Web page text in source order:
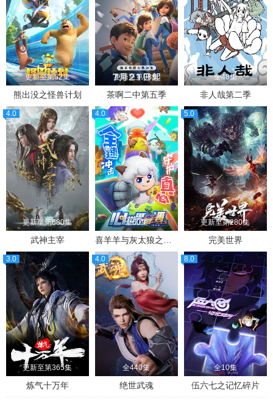
更新至第52集
熊出没之怪兽计划
更新至第08集
茶啊二中第五季
全48集
非人哉第二季
4.0
更新至第680集
武神主宰
4.0
全60集
5.0
更新至第280集
完美世界
3.0
更新至第365集
炼气十万年
4.0
全440集
绝世武魂
8.0
全10集
伍六七之记忆碎片